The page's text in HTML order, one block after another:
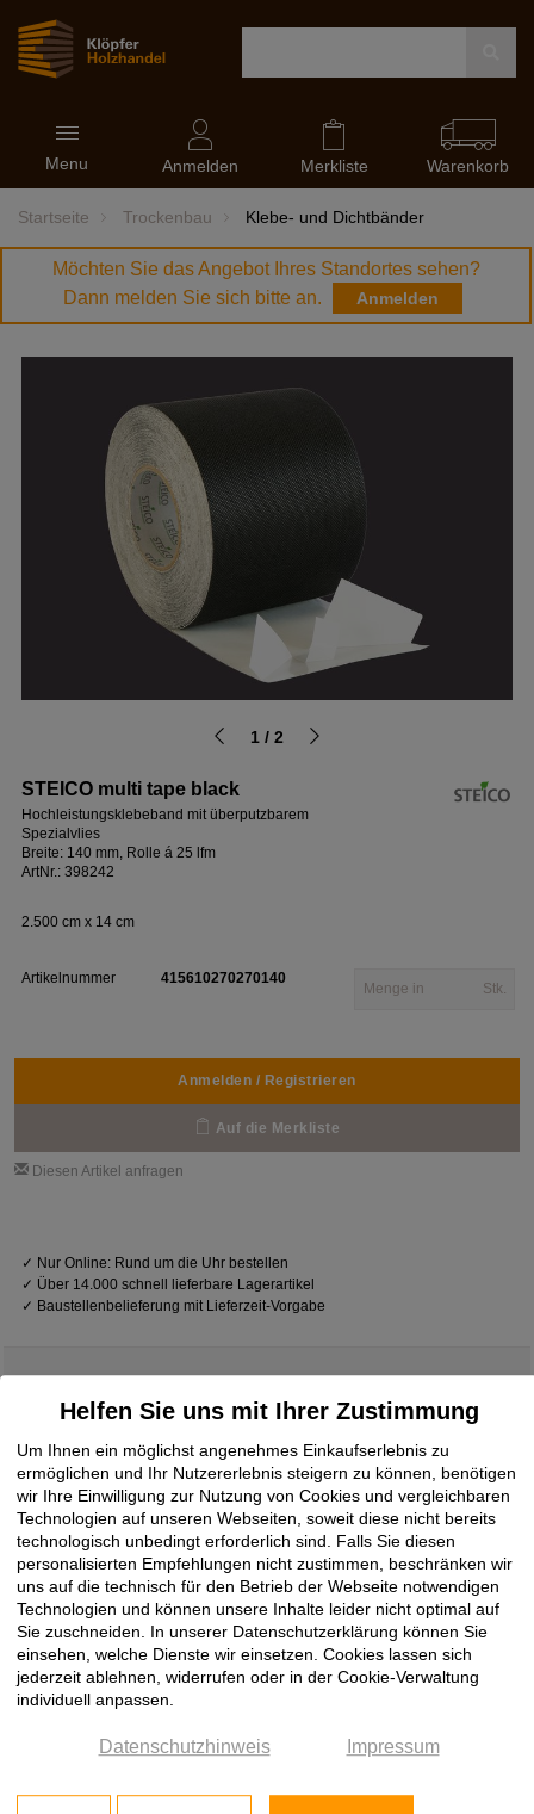
Navigation
ein-
und
ausblenden
Menu Anmelden Merkliste Warenkorb
Startseite Trockenbau Klebe- und Dichtbänder
Möchten Sie das Angebot Ihres Standortes sehen?
Dann melden Sie sich bitte an.
Anmelden
1 / 2
STEICO multi tape black
Hochleistungsklebeband mit überputzbarem
Spezialvlies
Breite: 140 mm, Rolle á 25 lfm
ArtNr.: 398242
2.500 cm x 14 cm
Artikelnummer 415610270270140
Stk.
Anmelden / Registrieren
Auf die Merkliste
Diesen Artikel anfragen
✓ Nur Online: Rund um die Uhr bestellen
✓ Über 14.000 schnell lieferbare Lagerartikel
✓ Baustellenbelieferung mit Lieferzeit-Vorgabe
Produktdatenblatt
STEICO multi tape black
17.10.2023
Helfen Sie uns mit Ihrer Zustimmung
Um Ihnen ein möglichst angenehmes Einkaufserlebnis zu
ermöglichen und Ihr Nutzererlebnis steigern zu können, benötigen
wir Ihre Einwilligung zur Nutzung von Cookies und vergleichbaren
Technologien auf unseren Webseiten, soweit diese nicht bereits
technologisch unbedingt erforderlich sind. Falls Sie diesen
personalisierten Empfehlungen nicht zustimmen, beschränken wir
uns auf die technisch für den Betrieb der Webseite notwendigen
Technologien und können unsere Inhalte leider nicht optimal auf
Sie zuschneiden. In unserer Datenschutzerklärung können Sie
einsehen, welche Dienste wir einsetzen. Cookies lassen sich
jederzeit ablehnen, widerrufen oder in der Cookie-Verwaltung
individuell anpassen.
Datenschutzhinweis Impressum